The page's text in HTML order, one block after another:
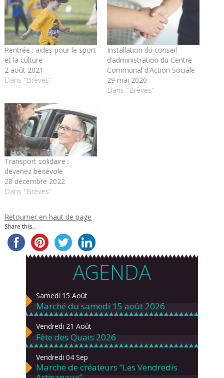
Rentrée : aides pour le sport
et la culture
2 août 2021
Dans "Brèves"
Installation du conseil
d’administration du Centre
Communal d’Action Sociale
29 mai 2020
Dans "Brèves"
Transport solidaire :
devenez bénévole
28 décembre 2022
Dans "Brèves"
Retourner en haut de page
Share this...
AGENDA
Samedi 15 Août
Marché du samedi 15 août 2026
Vendredi 21 Août
Fête des Quais 2026
Vendredi 04 Sep
Marché de créateurs “Les Vendredis